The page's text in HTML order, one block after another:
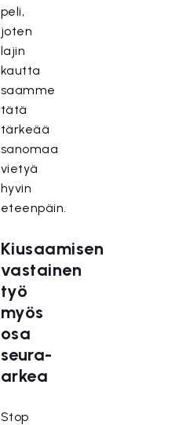
peli,
joten
lajin
kautta
saamme
tätä
tärkeää
sanomaa
vietyä
hyvin
eteenpäin.
Kiusaamisen
vastainen
työ
myös
osa
seura-
arkea
Stop